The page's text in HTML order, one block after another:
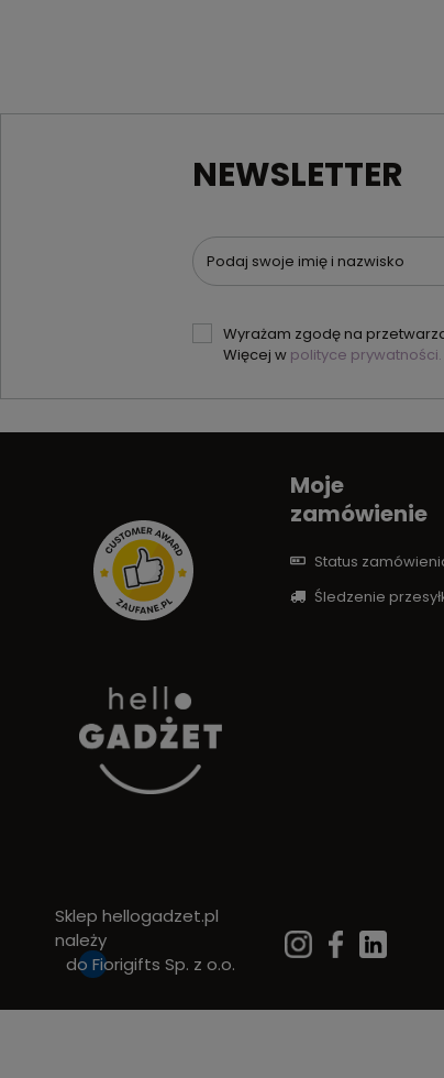
NEWSLETTER
Podaj swoje imię i nazwisko
Wyrażam zgodę na
Więcej w polityce prywatności.
Sklep hellogadzet.pl
należy
do Fiorigifts Sp. z o.o.
Moje
zamówienie
Status
Śledzenie